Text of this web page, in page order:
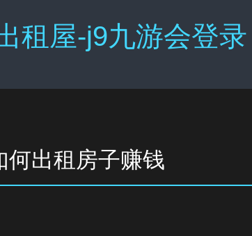
租屋-j9九游会登录
何出租房子赚钱